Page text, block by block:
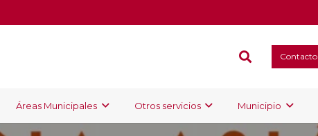
Contacto
Áreas Municipales Otros servicios Municipio